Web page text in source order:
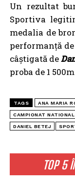
TOP 5
Un rezultat
Sportiva
medalia de
performanță
câștigată deD
proba de 1
TAGS ANA MARIA
CAMPIONAT NATIONAL
DANIEL BETEJ